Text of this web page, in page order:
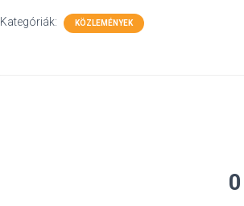
Kategóriák: KÖZLEMÉNYEK